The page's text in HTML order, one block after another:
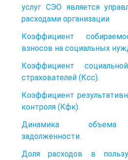
услуг СЭО является
расходами организации
Коэффициент
взносов на социальных
Коэффициент
страхователей (Ксс).
Коэффициент
контроля (Кфк).
Динамика объема
задолженности.
Доля расходов в пользу